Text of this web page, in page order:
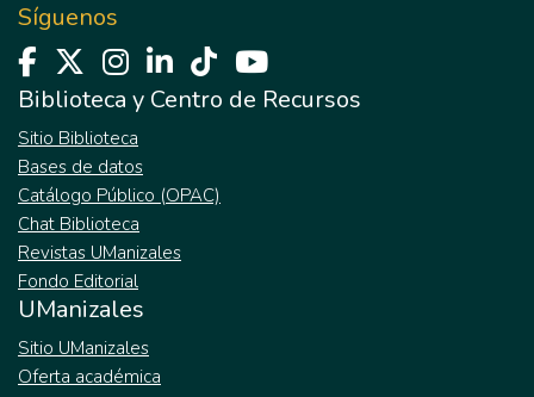
Síguenos
Biblioteca y Centro de Recursos
Sitio Biblioteca
Bases de datos
Catálogo Público (OPAC)
Chat Biblioteca
Revistas UManizales
Fondo Editorial
UManizales
Sitio UManizales
Oferta académica